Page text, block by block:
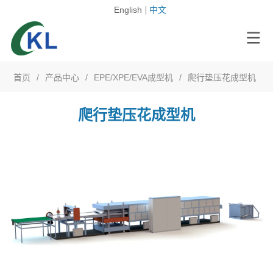
English 中文
首页 / 产品中心 / EPE/XPE/EVA成型机 / 爬行垫压花成型机
爬行垫压花成型机